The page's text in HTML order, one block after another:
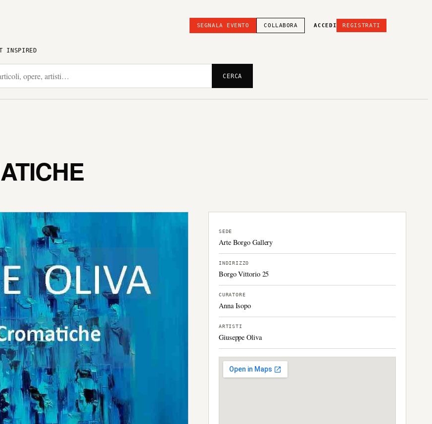
SEGNALA EVENTO COLLABORA ACCEDI REGISTRATI
INSPIRED
CERCA
SEDE
Arte Borgo Gallery
INDIRIZZO
Borgo Vittorio 25
CURATORE
Anna Isopo
ARTISTI
Giuseppe Oliva